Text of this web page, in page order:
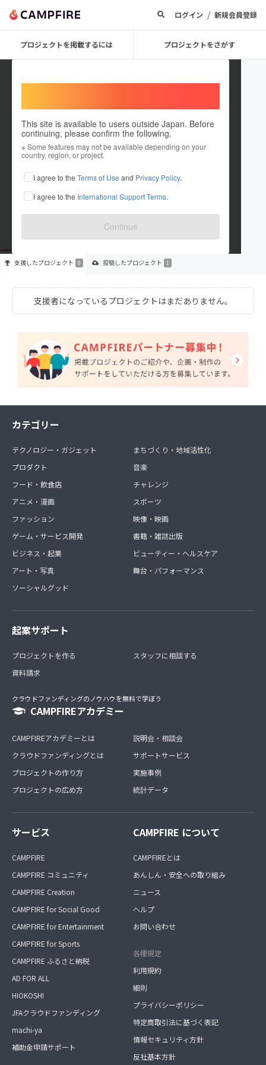
ログイン / 新規会員登録
プロジェクトを掲載するには プロジェクトをさがす
This site is available to users outside Japan. Before
continuing, please confirm the following.
※ Some features may not be available depending on your
country, region, or project.
I agree to the Terms of Use and Privacy Policy.
I agree to the International Support Terms.
Continue
KotoPoem
これまでに1件のプロジェクトを投稿しています
在住国：未設定
出身国：未設定
支援したプロジェクト 0 投稿したプロジェクト 1
支援者になっているプロジェクトはまだありません。
カテゴリー
テクノロジー・ガジェット
プロダクト
フード・飲食店
アニメ・漫画
ファッション
ゲーム・サービス開発
ビジネス・起業
アート・写真
ソーシャルグッド
まちづくり・地域活性化
音楽
チャレンジ
スポーツ
映像・映画
書籍・雑誌出版
ビューティー・ヘルスケア
舞台・パフォーマンス
起案サポート
プロジェクトを作る
資料請求
スタッフに相談する
クラウドファンディングのノウハウを無料で学ぼう
CAMPFIREアカデミー
CAMPFIREアカデミーとは
クラウドファンディングとは
プロジェクトの作り方
プロジェクトの広め方
説明会・相談会
サポートサービス
実施事例
統計データ
サービス
CAMPFIRE
CAMPFIRE コミュニティ
CAMPFIRE Creation
CAMPFIRE for Social Good
CAMPFIRE for Entertainment
CAMPFIRE for Sports
CAMPFIRE ふるさと納税
AD FOR ALL
HIOKOSHI
JFAクラウドファンディング
machi-ya
補助金申請サポート
CAMPFIRE について
CAMPFIREとは
あんしん・安全への取り組み
ニュース
ヘルプ
お問い合わせ
各種規定
利用規約
細則
プライバシーポリシー
特定商取引法に基づく表記
情報セキュリティ方針
反社基本方針